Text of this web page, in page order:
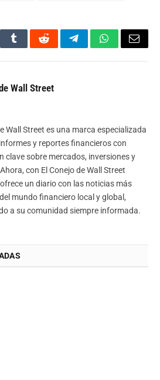
TumblrRedditTelegramWhatsApp
Email
Wall Street
Wall Street es una marca especializada
y reportes financieros con
clave sobre mercados, inversiones y
con El Conejo de Wall Street
ofrece un diario con las noticias más
mundo financiero local y global,
a su comunidad siempre informada.